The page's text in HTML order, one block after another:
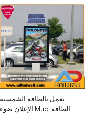
تعمل بالطاقة الشمسية
الطاقة Mupi الإعلان ضوء